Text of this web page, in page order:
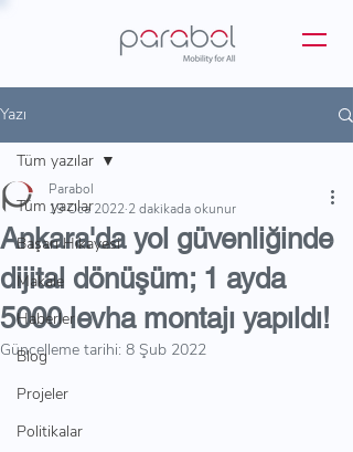
Yazı
Tüm yazılar
Başarı Hikayesi
Makale
Haberler
Blog
Projeler
Politikalar
Tüm yazılar
Ankara'da yol güvenliğinde
dijital dönüşüm; 1 ayda
5000 levha montajı yapıldı!
Parabol
19 Oca 2022 2 dakikada okunur
Güncelleme tarihi: 8 Şub 2022